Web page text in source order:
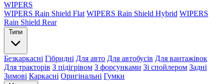
WIPERS
WIPERS Rain Shield Flat WIPERS Rain Shield Hybrid WIPERS
Rain Shield Rear
Типи
Безкаркасні Гібридні Для авто Для автобусів Для вантажівок
Для тракторів З підігрівом З форсунками Зі спойлером Задні
Зимові Каркасні Оригінальні Гумки